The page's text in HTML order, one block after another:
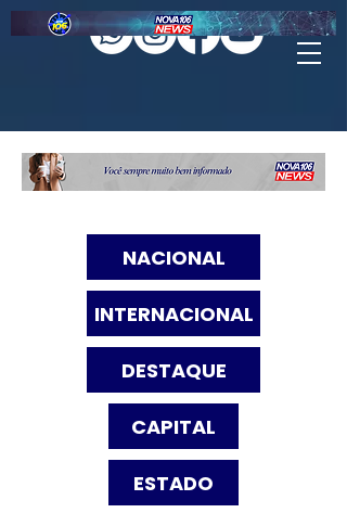
NACIONAL
INTERNACIONAL
DESTAQUE
CAPITAL
ESTADO